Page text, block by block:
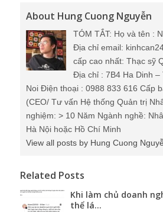
About Hung Cuong Nguyễn
TÓM TẮT: Họ và tên :
Địa chỉ email:
cấp cao nhất: Thạc sỹ
Địa chỉ : 7B4 Ha Dinh –
Noi Điện thoại : 0988 833 616 Cấp
(CEO/ Tư vấn Hệ thống Quản trị
nghiệm: > 10 Năm Ngành nghề:
Hà Nội hoặc Hồ Chí Minh
View all posts by Hung Cuong
Related Posts
Khi làm chủ doanh
thể lá...